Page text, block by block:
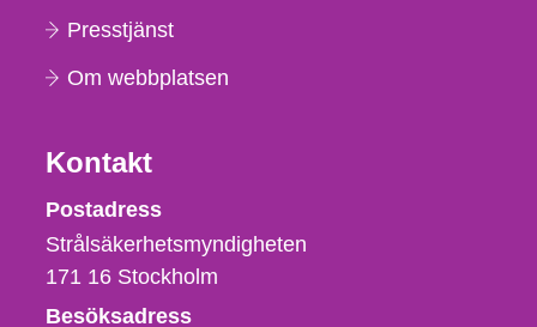
Presstjänst
Om webbplatsen
Kontakt
Strålsäkerhetsmyndigheten
Postadress
Strålsäkerhetsmyndigheten
171 16 Stockholm
Besöksadress